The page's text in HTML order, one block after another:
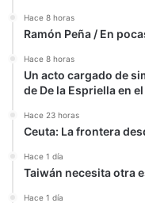
Hace 8 horas
Ramón Peña / En
Hace 8 horas
Un acto cargado de
de De la Espriella en
Hace 23 horas
Ceuta: La frontera
Hace 1 día
Taiwán necesita otra
Hace 1 día